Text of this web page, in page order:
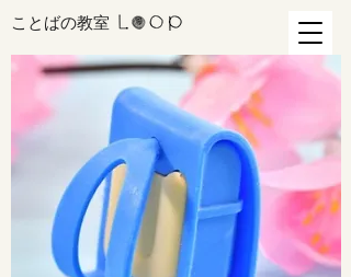
​ことばの教室